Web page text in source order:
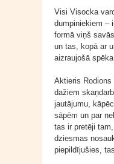
Visi Visocka
dumpiniekiem –
formā viņš
un tas, kopā ar
aizraujošā
Aktieris
dažiem
jautājumu,
sāpēm un par
tas ir pretēji
dziesmas
piepildījušies,